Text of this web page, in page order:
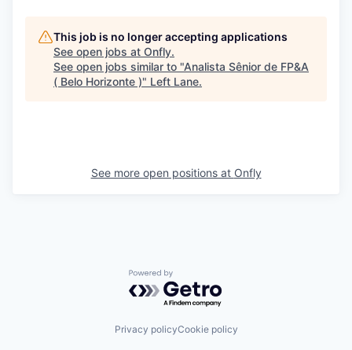
This job is no longer accepting applications
See open jobs at Onfly.
See open jobs similar to "Analista Sênior de FP&A
( Belo Horizonte )" Left Lane.
See more open positions at Onfly
Powered by Getro.com
Privacy policyCookie policy